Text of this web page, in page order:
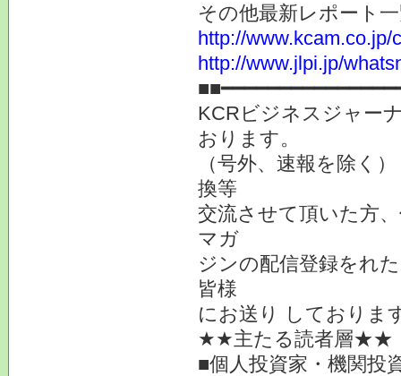
その他最新レポート
http://www.kcam.co.jp/
http://www.jlpi.jp/
KCRビジネスジャー
おります。
（号外、速報を除く
換等
交流させて頂いた方
マガ
ジンの配信登録をれ
皆様
にお送り しておりま
★★主たる読者層★★
■個人投資家・機関投